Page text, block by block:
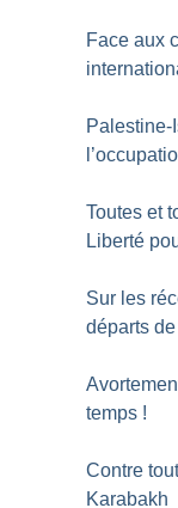
Face aux
Palestine-
Toutes et
Liberté
Sur les
départs de
temps !
Contre
Karabakh